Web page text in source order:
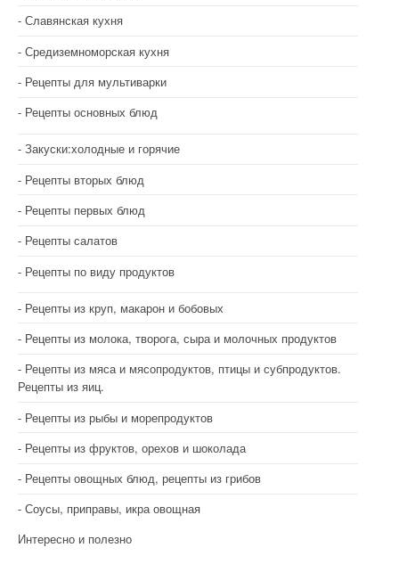
Славянская кухня
Средиземноморская кухня
Рецепты для мультиварки
Рецепты основных блюд
Закуски:холодные и горячие
Рецепты вторых блюд
Рецепты первых блюд
Рецепты салатов
Рецепты по виду продуктов
Рецепты из круп, макарон и бобовых
Рецепты из молока, творога, сыра и молочных продуктов
Рецепты из мяса и мясопродуктов, птицы и субпродуктов.
Рецепты из яиц.
Рецепты из рыбы и морепродуктов
Рецепты из фруктов, орехов и шоколада
Рецепты овощных блюд, рецепты из грибов
Соусы, приправы, икра овощная
Интересно и полезно